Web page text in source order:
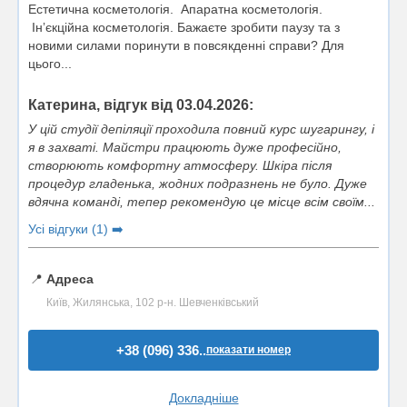
Естетична косметологія. Апаратна косметологія.
Інʼєкційна косметологія. Бажаєте зробити паузу та з
новими силами поринути в повсякденні справи? Для
цього...
Катерина, відгук від 03.04.2026:
У цій студії депіляції проходила повний курс шугарингу, і
я в захваті. Майстри працюють дуже професійно,
створюють комфортну атмосферу. Шкіра після
процедур гладенька, жодних подразнень не було. Дуже
вдячна команді, тепер рекомендую це місце всім своїм...
Усі відгуки (1) ➡️
📍 Адреса
Київ, Жилянська, 102 р-н. Шевченківський
+38 (096) 336..показати номер
Докладніше